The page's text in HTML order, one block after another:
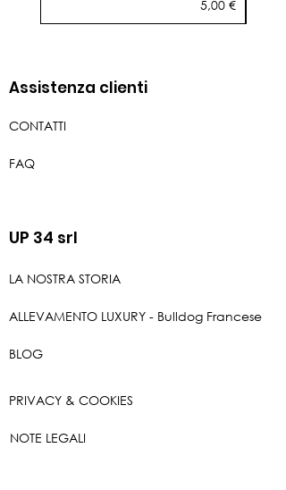
Prezzo
5,00 €
Assistenza clienti
CONTATTI
FAQ
UP 34 srl
LA NOSTRA STORIA
ALLEVAMENTO LUXURY - Bulldog Francese
BLOG
PRIVACY & COOKIES
NOTE LEGALI